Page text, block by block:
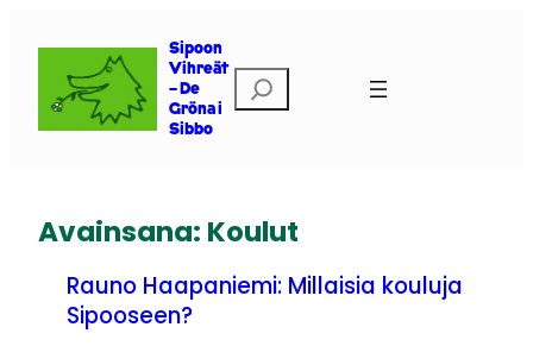
sisältöön
Sipoon
Vihreät
– De
Gröna i
Sibbo
Etsi
Avainsana: Koulut
Rauno Haapaniemi: Millaisia kouluja
Sipooseen?